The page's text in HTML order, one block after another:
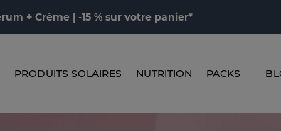
+ Crème | -15 % sur votre panier*
PRODUITS SOLAIRES NUTRITION PACKS